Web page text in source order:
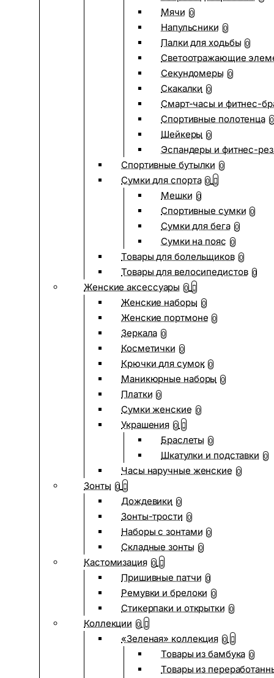
Мячи 0
Напульсники 0
Палки для ходьбы 0
Светоотражающие
Секундомеры 0
Скакалки 0
Смарт-часы и фитнес-
Спортивные полотенца 0
Шейкеры 0
Эспандеры и фитнес-
Спортивные бутылки 0
Сумки для спорта 0
Мешки 0
Спортивные сумки 0
Сумки для бега 0
Сумки на пояс 0
Товары для болельщиков 0
Товары для велосипедистов 0
Женские аксессуары 0
Женские наборы 0
Женские портмоне 0
Зеркала 0
Косметички 0
Крючки для сумок 0
Маникюрные наборы 0
Платки 0
Сумки женские 0
Украшения 0
Браслеты 0
Шкатулки и подставки 0
Часы наручные женские 0
Зонты 0
Дождевики 0
Зонты-трости 0
Наборы с зонтами 0
Складные зонты 0
Кастомизация 0
Пришивные патчи 0
Ремувки и брелоки 0
Стикерпаки и открытки 0
Коллекции 0
«Зеленая» коллекция 0
Товары из бамбука 0
Товары из